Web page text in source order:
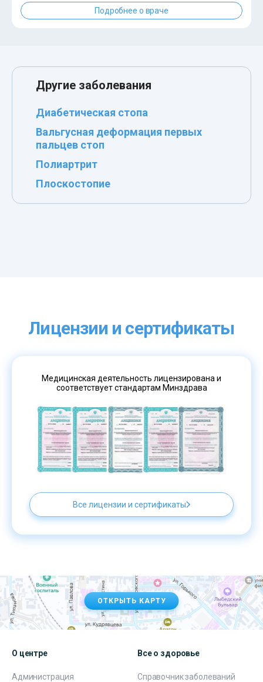
Подробнее о враче
Другие заболевания
Диабетическая стопа
Вальгусная деформация первых
пальцев стоп
Полиартрит
Плоскостопие
Лицензии и сертификаты
Медицинская деятельность лицензирована и
соответствует стандартам Минздрава
Все лицензии и сертификаты
ОТКРЫТЬ КАРТУ
О центре
Администрация
Все о здоровье
Справочник заболеваний